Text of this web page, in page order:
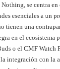
se centra en
esenciales a un
tienen una
en el ecosistema
o el CMF Watch
integración con la